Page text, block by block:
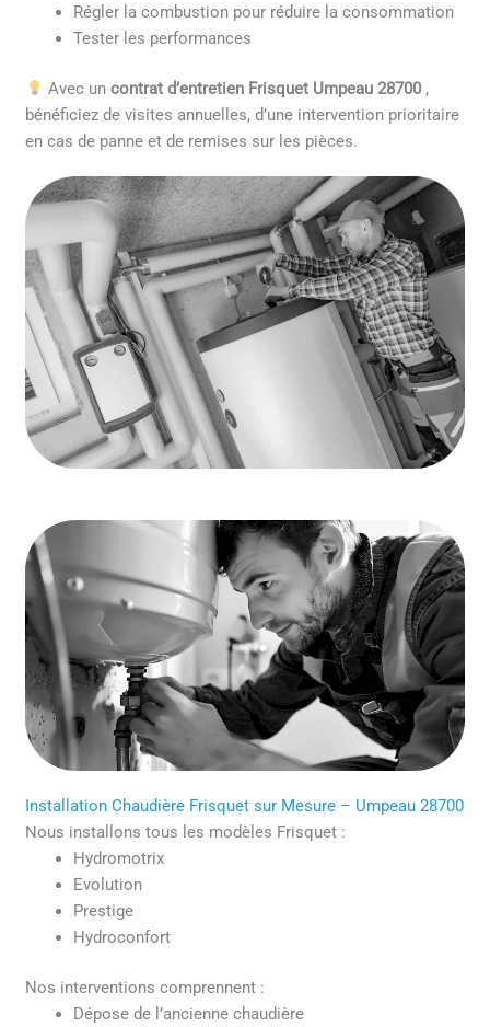
Régler la combustion pour réduire la consommation
Tester les performances
Avec un contrat d’entretien Frisquet Umpeau 28700 ,
bénéficiez de visites annuelles, d’une intervention prioritaire
en cas de panne et de remises sur les pièces.
Installation Chaudière Frisquet sur Mesure – Umpeau 28700
Nous installons tous les modèles Frisquet :
Hydromotrix
Evolution
Prestige
Hydroconfort
Nos interventions comprennent :
Dépose de l’ancienne chaudière